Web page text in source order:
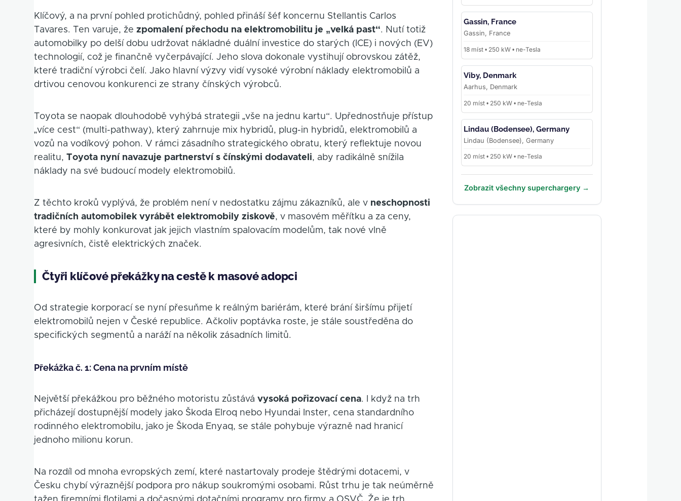
Klíčový, a na první pohled protichůdný, pohled přináší šéf koncernu Stellantis Carlos
Tavares. Ten varuje, žezpomalení přechodu na elektromobilitu je „velká past“. Nutí totiž
automobilky po delší dobu udržovat nákladné duální investice do starých (ICE) i nových (EV)
technologií, což je finančně vyčerpávající. Jeho slova dokonale vystihují obrovskou zátěž,
které tradiční výrobci čelí. Jako hlavní výzvy vidí vysoké výrobní náklady elektromobilů a
drtivou cenovou konkurenci ze strany čínských výrobců.
Toyota se naopak dlouhodobě vyhýbá strategii „vše na jednu kartu“. Upřednostňuje přístup
„více cest“ (multi-pathway), který zahrnuje mix hybridů, plug-in hybridů, elektromobilů a
vozů na vodíkový pohon. V rámci zásadního strategického obratu, který reflektuje novou
realitu,Toyota nyní navazuje partnerství s čínskými dodavateli, aby radikálně snížila
náklady na své budoucí modely elektromobilů.
Z těchto kroků vyplývá, že problém není v nedostatku zájmu zákazníků, ale v neschopnosti
tradičních automobilek vyrábět elektromobily ziskově, v masovém měřítku a za ceny,
které by mohly konkurovat jak jejich vlastním spalovacím modelům, tak nové vlně
agresivních, čistě elektrických značek.
Čtyři klíčové překážky na cestě k masové adopci
Od strategie korporací se nyní přesuňme k reálným bariérám, které brání širšímu přijetí
elektromobilů nejen v České republice. Ačkoliv poptávka roste, je stále soustředěna do
specifických segmentů a naráží na několik zásadních limitů.
Překážka č. 1: Cena na prvním místě
Největší překážkou pro běžného motoristu zůstávávysoká pořizovací cena. I když na trh
přicházejí dostupnější modely jako Škoda Elroq nebo Hyundai Inster, cena standardního
rodinného elektromobilu, jako je Škoda Enyaq, se stále pohybuje výrazně nad hranicí
jednoho milionu korun.
Na rozdíl od mnoha evropských zemí, které nastartovaly prodeje štědrými dotacemi, v
Česku chybí výraznější podpora pro nákup soukromými osobami. Růst trhu je tak neúměrně
Gassin, France
Gassin, France
18 míst • 250 kW • ne-Tesla
Viby, Denmark
Aarhus, Denmark
20 míst • 250 kW • ne-Tesla
Lindau (Bodensee), Germany
Lindau (Bodensee), Germany
20 míst • 250 kW • ne-Tesla
Zobrazit všechny superchargery →